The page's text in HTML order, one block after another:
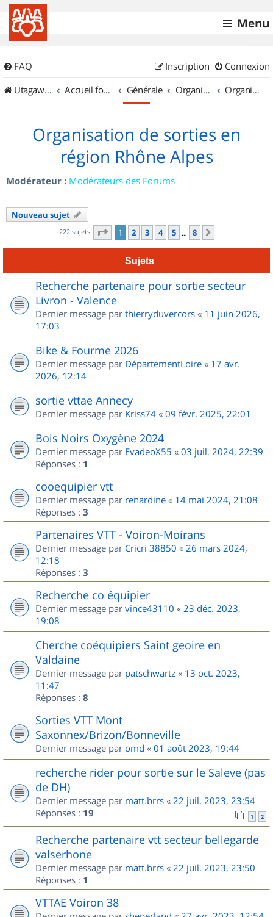
Menu
FAQ Connexion
Inscription
UtagawaVTT (Randos VTT et VTTAE avec traces GPS)
Accueil forum Générale Organisation de sorties & Recherche de partenaires Organisation de sorties en région Rhône Alpes
Organisation de sorties en
région Rhône Alpes
Modérateur : Modérateurs des Forums
Nouveau sujet
222 sujets Page 1sur
1 2 3 4 5 … 8
Sujets
Recherche partenaire pour sortie secteur
Livron - Valence
Dernier message par thierryduvercors « 11 juin 2026,
17:03
Bike & Fourme 2026
Dernier message par DépartementLoire « 17 avr.
2026, 12:14
sortie vttae Annecy
Dernier message par Kriss74 « 09 févr. 2025, 22:01
Bois Noirs Oxygène 2024
Dernier message par EvadeoX55 « 03 juil. 2024, 22:39
Réponses : 1
cooequipier vtt
Dernier message par renardine « 14 mai 2024, 21:08
Réponses : 3
Partenaires VTT - Voiron-Moirans
Dernier message par Cricri 38850 « 26 mars 2024,
12:18
Réponses : 3
Recherche co équipier
Dernier message par vince43110 « 23 déc. 2023,
19:08
Cherche coéquipiers Saint geoire en
Valdaine
Dernier message par patschwartz « 13 oct. 2023,
11:47
Réponses : 8
Sorties VTT Mont
Saxonnex/Brizon/Bonneville
Dernier message par omd « 01 août 2023, 19:44
recherche rider pour sortie sur le Saleve (pas
de DH)
Dernier message par matt.brrs « 22 juil. 2023, 23:54
Réponses : 19 1 2
Recherche partenaire vtt secteur bellegarde
valserhone
Dernier message par matt.brrs « 22 juil. 2023, 23:50
Réponses : 1
VTTAE Voiron 38